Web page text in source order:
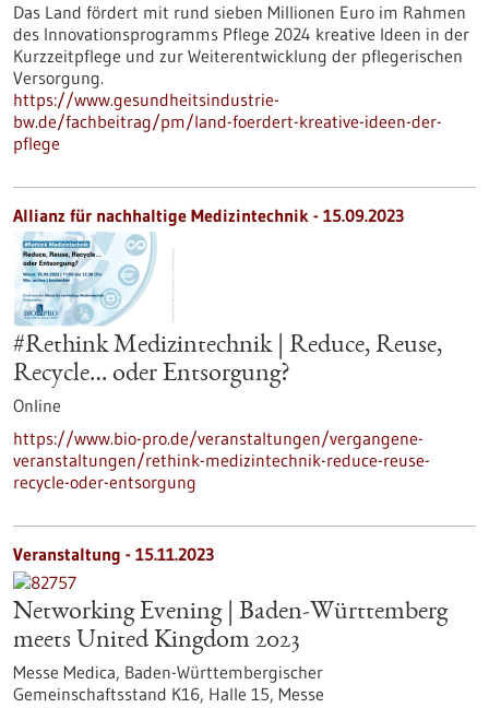
Das Land fördert mit rund sieben Millionen Euro im Rahmen
des Innovationsprogramms Pflege 2024 kreative Ideen in der
Kurzzeitpflege und zur Weiterentwicklung der pflegerischen
Versorgung.
https://www.gesundheitsindustrie-
bw.de/fachbeitrag/pm/land-foerdert-kreative-ideen-der-
pflege
Allianz für nachhaltige Medizintechnik - 15.09.2023
#Rethink Medizintechnik | Reduce, Reuse,
Recycle… oder Entsorgung?
Online
https://www.bio-pro.de/veranstaltungen/vergangene-
veranstaltungen/rethink-medizintechnik-reduce-reuse-
recycle-oder-entsorgung
Veranstaltung - 15.11.2023
Networking Evening | Baden-Württemberg
meets United Kingdom 2023
Messe Medica, Baden-Württembergischer
Gemeinschaftsstand K16, Halle 15, Messe